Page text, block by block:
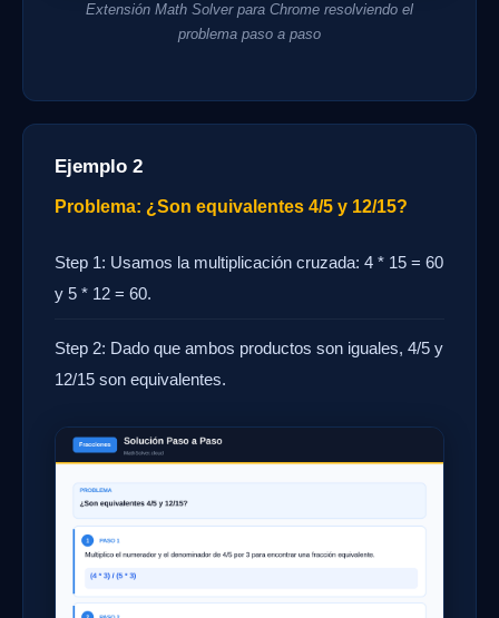
Extensión Math Solver para Chrome resolviendo el
problema paso a paso
Ejemplo 2
Problema: ¿Son equivalentes 4/5 y 12/15?
Step 1: Usamos la multiplicación cruzada: 4 * 15 = 60
y 5 * 12 = 60.
Step 2: Dado que ambos productos son iguales, 4/5 y
12/15 son equivalentes.